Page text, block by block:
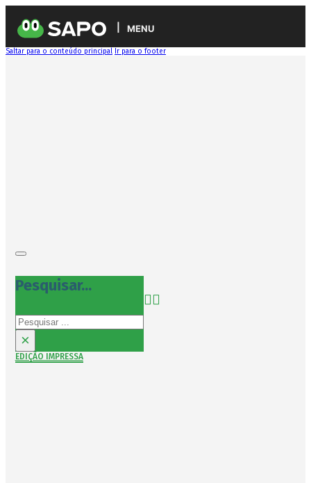
MENU
Saltar para o conteúdo principal Ir para o footer
Pesquisar...
Pesquisar
×
EDIÇÃO IMPRESSA